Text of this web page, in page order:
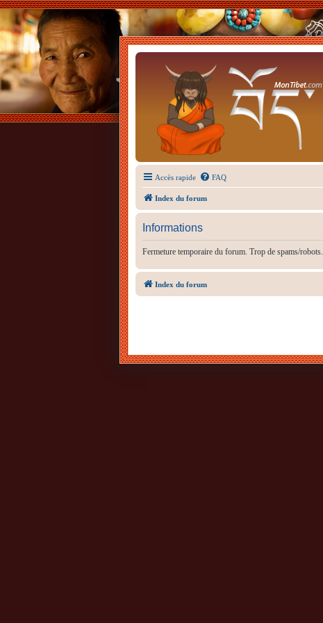
Accès rapide FAQ
Index du forum
Informations
Fermeture temporaire du forum. Trop de spams/robots.
Index du forum